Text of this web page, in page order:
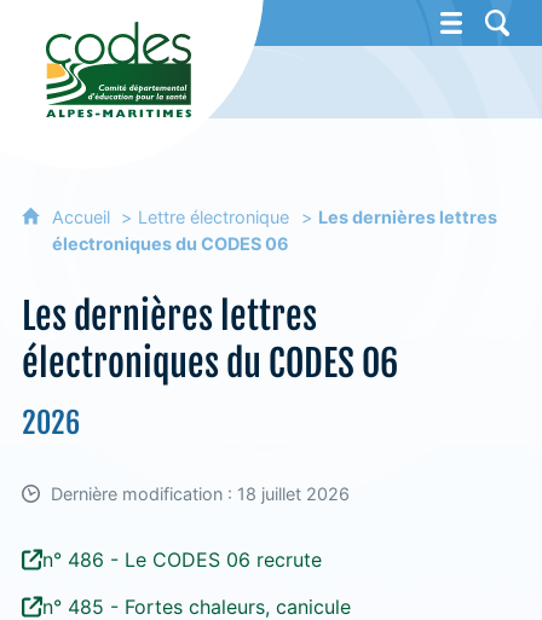
CoDES 06 - Comité départemental
Accueil Lettre électronique
Les dernières lettres
électroniques du CODES 06
Les dernières lettres
électroniques du CODES 06
2026
Dernière modification : 18 juillet 2026
n° 486 - Le CODES 06 recrute
n° 485 - Fortes chaleurs, canicule